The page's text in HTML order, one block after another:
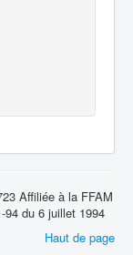
Affiliée à la FFAM
94 du 6 juillet 1994
Haut de page